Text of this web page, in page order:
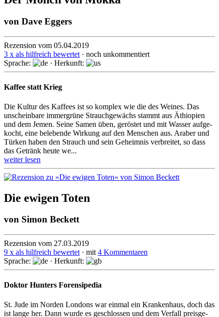
von Dave Eggers
Rezension vom 05.04.2019
3 x als hilfreich bewertet · noch unkommentiert
Sprache:
· Herkunft:
Kaffee statt Krieg
Die Kultur des Kaffees ist so komplex wie die des Weines. Das
unschein­bare immer­grüne Strauch­gewächs stammt aus Äthio­pien
und dem Jemen. Seine Samen üben, geröstet und mit Wasser aufge­
kocht, eine belebende Wirkung auf den Menschen aus. Araber und
Türken haben den Strauch und sein Geheim­nis verbreitet, so dass
das Getränk heute we...
weiter lesen
Die ewigen Toten
von Simon Beckett
Rezension vom 27.03.2019
9 x als hilfreich bewertet · mit 4 Kommentaren
Sprache:
· Herkunft:
Doktor Hunters Forensipedia
St. Jude im Norden Londons war einmal ein Krankenhaus, doch das
ist lange her. Dann wurde es geschlossen und dem Verfall preisge­